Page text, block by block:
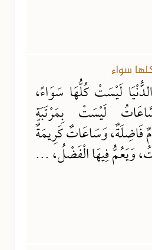
لَيْسَتْ كُلُّهَا سَوَاءً،
لَيْسَتْ بِمَرْتَبَةٍ
فَاضِلَةٌ، وَسَاعَاتٌ كَرِيمَةٌ
وَيَعُمُّ فِيهَا الْفَضْلُ، ...